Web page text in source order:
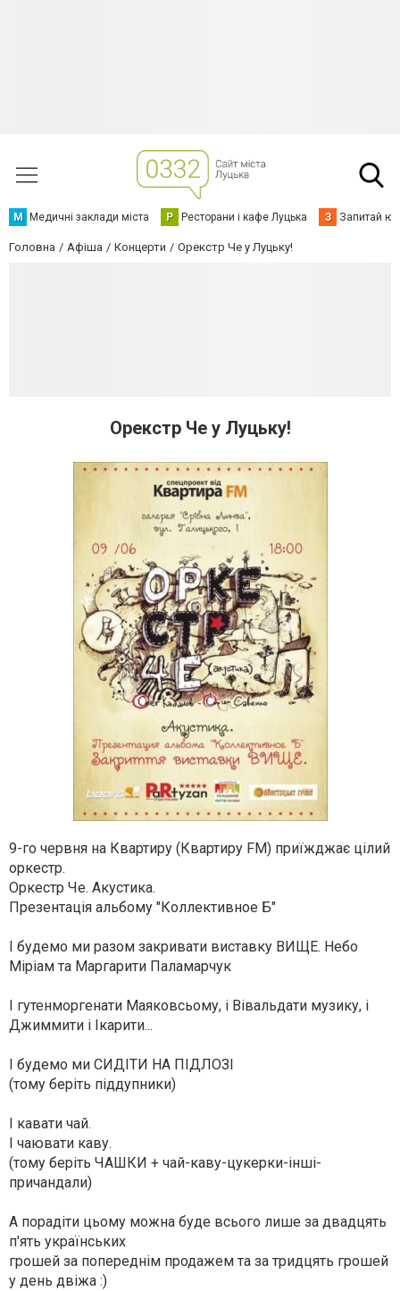
М Медичні заклади міста Р Ресторани і кафе Луцька З Запитай
Головна Афіша Концерти Орекстр Че у Луцьку!
Орекстр Че у Луцьку!
9-го червня на Квартиру (Квартиру FM) приїжджає цілий
оркестр.
Оркестр Че. Акустика.
Презентація альбому "Коллективное Б"
І будемо ми разом закривати виставку ВИЩЕ. Небо
Міріам та Маргарити Паламарчук
І гутенморгенати Маяковсьому, і Вівальдати музику, і
Джиммити і Ікарити...
І будемо ми СИДІТИ НА ПІДЛОЗІ
(тому беріть піддупники)
І кавати чай.
І чаювати каву.
(тому беріть ЧАШКИ + чай-каву-цукерки-інші-
причандали)
А порадіти цьому можна буде всього лише за двадцять
п'ять українських
грошей за попереднім продажем та за тридцять грошей
у день двіжа :)